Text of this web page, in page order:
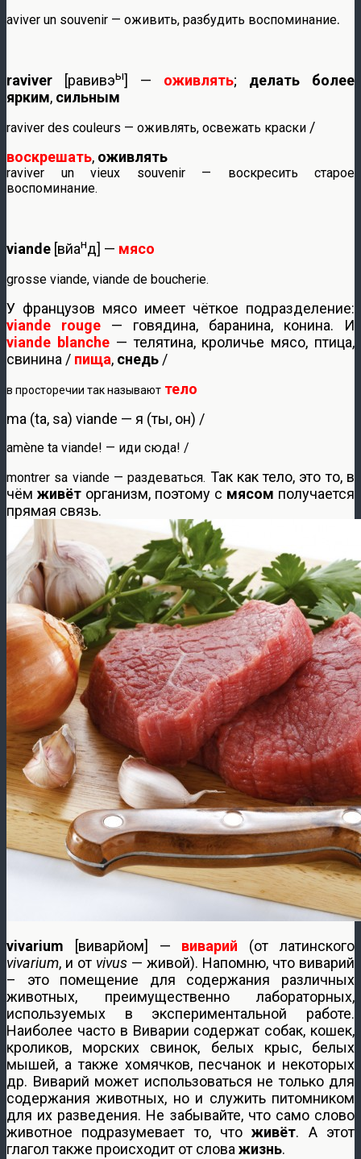
aviver un souvenir — оживить, разбудить воспоминание.
raviver [равивэы] — оживлять; делать более
ярким, сильным
raviver des couleurs — оживлять, освежать краски /
воскрешать, оживлять
raviver un vieux souvenir — воскресить старое
воспоминание.
viande [вйанд] — мясо
grosse viande, viande de boucherie.
У французов мясо имеет чёткое подразделение:
viande rouge — говядина, баранина, конина. И
viande blanche— телятина, кроличье мясо, птица,
свинина / пища, снедь/
в просторечии так называют тело
ma (ta, sa) viande — я (ты, он) /
amène ta viande! — иди сюда! /
montrer sa viande — раздеваться. Так как тело, это то, в
чём живёт организм, поэтому с мясом получается
прямая связь.
vivarium [виварйом] — виварий (от латинского
vivarium, и от vivus — живой). Напомню, что виварий
– это помещение для содержания различных
животных, преимущественно лабораторных,
используемых в экспериментальной работе.
Наиболее часто в Виварии содержат собак, кошек,
кроликов, морских свинок, белых крыс, белых
мышей, а также хомячков, песчанок и некоторых
др. Виварий может использоваться не только для
содержания животных, но и служить питомником
для их разведения. Не забывайте, что само слово
животное подразумевает то, чтоживёт. А этот
глагол также происходит от словажизнь.